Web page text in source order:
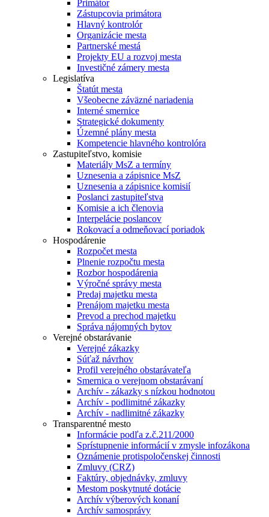
Primátor
Zástupcovia primátora
Hlavný kontrolór
Organizácie mesta
Partnerské mestá
Projekty EU a rozvoj mesta
Investičné zámery mesta
Legislatíva
Štatút mesta
Všeobecne záväzné nariadenia
Interné smernice
Strategické dokumenty
Územné plány mesta
Kompetencie hlavného kontrolóra
Zastupiteľstvo, komisie
Materiály MsZ a termíny
Uznesenia a zápisnice MsZ
Uznesenia a zápisnice komisií
Poslanci zastupiteľstva
Komisie a ich členovia
Interpelácie poslancov
Rokovací a odmeňovací poriadok
Hospodárenie
Rozpočet mesta
Plnenie rozpočtu mesta
Rozbor hospodárenia
Výročné správy mesta
Predaj majetku mesta
Prenájom majetku mesta
Prevod a prechod majetku
Správa nájomných bytov
Verejné obstarávanie
Verejné zákazky
Súťaž návrhov
Profil verejného obstarávateľa
Smernica o verejnom obstarávaní
Archív - zákazky s nízkou hodnotou
Archív - podlimitné zákazky
Archív - nadlimitné zákazky
Transparentné mesto
Informácie podľa z.č.211/2000
Sprístupnenie informácií v zmysle infozákona
Oznámenie protispoločenskej činnosti
Zmluvy (CRZ)
Faktúry, objednávky, zmluvy
Mestom poskytnuté dotácie
Archív výberových konaní
Archív samosprávy